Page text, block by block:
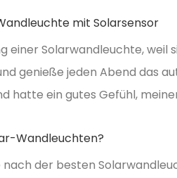
mit Solarsensor
einer Solarwandleuchte,
genieße jeden Abend das
hatte ein gutes Gefühl,
Wandleuchten?
nach der besten